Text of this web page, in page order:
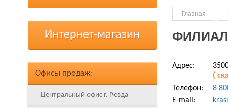
Интернет-магазин
Офисы продаж:
Центральный офис г. Ревда
Главная
ФИЛИАЛ
Адрес:
(
Телефон:
8
E-mail: